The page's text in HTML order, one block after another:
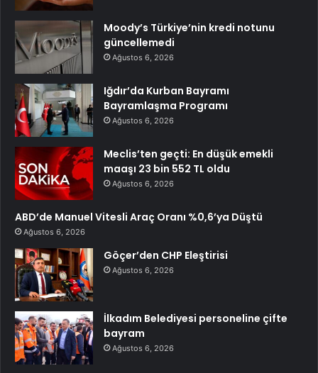
Moody’s Türkiye’nin kredi notunu
güncellemedi
Ağustos 6, 2026
Iğdır’da Kurban Bayramı
Bayramlaşma Programı
Ağustos 6, 2026
Meclis’ten geçti: En düşük emekli
maaşı 23 bin 552 TL oldu
Ağustos 6, 2026
ABD’de Manuel Vitesli Araç Oranı %0,6’ya Düştü
Ağustos 6, 2026
Göçer’den CHP Eleştirisi
Ağustos 6, 2026
İlkadım Belediyesi personeline çifte
bayram
Ağustos 6, 2026